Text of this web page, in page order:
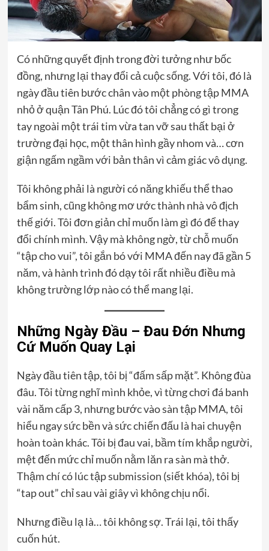
Có những quyết định trong đời tưởng như bốc
đồng, nhưng lại thay đổi cả cuộc sống. Với tôi, đó là
ngày đầu tiên bước chân vào một phòng tập MMA
nhỏ ở quận Tân Phú. Lúc đó tôi chẳng có gì trong
tay ngoài một trái tim vừa tan vỡ sau thất bại ở
trường đại học, một thân hình gầy nhom và… cơn
giận ngấm ngầm với bản thân vì cảm giác vô dụng.
Tôi không phải là người có năng khiếu thể thao
bẩm sinh, cũng không mơ ước thành nhà vô địch
thế giới. Tôi đơn giản chỉ muốn làm gì đó để thay
đổi chính mình. Vậy mà không ngờ, từ chỗ muốn
“tập cho vui”, tôi gắn bó với MMA đến nay đã gần 5
năm, và hành trình đó dạy tôi rất nhiều điều mà
không trường lớp nào có thể mang lại.
Những Ngày Đầu – Đau Đớn Nhưng
Cứ Muốn Quay Lại
Ngày đầu tiên tập, tôi bị “đấm sấp mặt”. Không đùa
đâu. Tôi từng nghĩ mình khỏe, vì từng chơi đá banh
vài năm cấp 3, nhưng bước vào sàn tập MMA, tôi
hiểu ngay sức bền và sức chiến đấu là hai chuyện
hoàn toàn khác. Tôi bị đau vai, bầm tím khắp người,
mệt đến mức chỉ muốn nằm lăn ra sàn mà thở.
Thậm chí có lúc tập submission (siết khóa), tôi bị
“tap out” chỉ sau vài giây vì không chịu nổi.
Nhưng điều lạ là… tôi không sợ. Trái lại, tôi thấy
cuốn hút.